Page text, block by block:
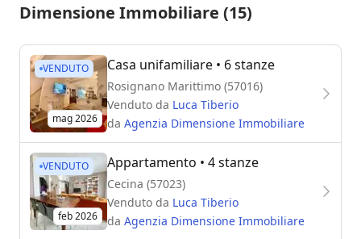
Dimensione Immobiliare (15)
VENDUTO
mag 2026
Casa unifamiliare • 6 stanze
Rosignano Marittimo (57016)
Venduto da Luca Tiberio
da Agenzia Dimensione Immobiliare
VENDUTO
feb 2026
Appartamento • 4 stanze
Cecina (57023)
Venduto da Luca Tiberio
da Agenzia Dimensione Immobiliare